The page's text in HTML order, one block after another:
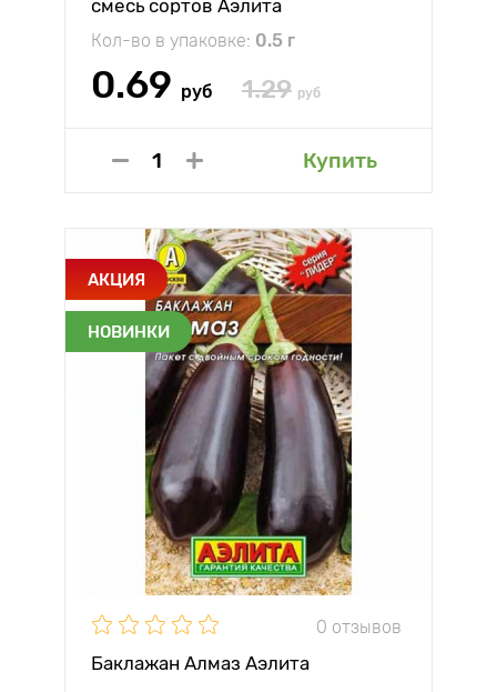
смесь сортов Аэлита
Кол-во в упаковке: 0.5 г
0.69 руб 1.29 руб
Купить
АКЦИЯ
НОВИНКИ
0 отзывов
Баклажан Алмаз Аэлита